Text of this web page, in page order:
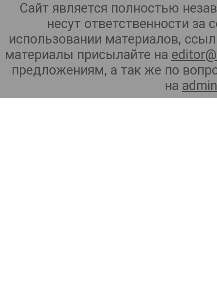
Сайт является полностью
несут ответственности
использовании материалов,
материалы присылайте на
предложениям, а так же по
на